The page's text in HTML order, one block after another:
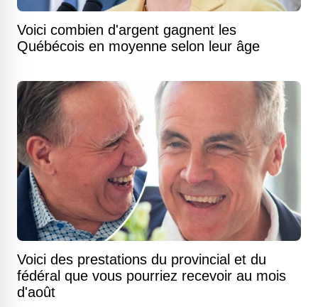
Voici combien d'argent gagnent les
Québécois en moyenne selon leur âge
Voici des prestations du provincial et du
fédéral que vous pourriez recevoir au mois
d'août